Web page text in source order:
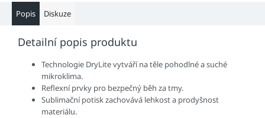
Popis Diskuze
Detailní popis produktu
Technologie DryLite vytváří na těle pohodlné a suché
mikroklima.
Reflexní prvky pro bezpečný běh za tmy.
Sublimační potisk zachovává lehkost a prodyšnost
materiálu.